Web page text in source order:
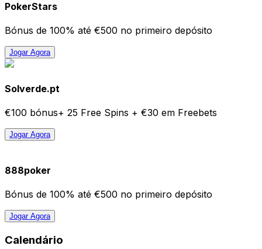
PokerStars
Bónus de 100% até €500 no primeiro depósito
Jogar Agora
Solverde.pt
€100 bónus+ 25 Free Spins + €30 em Freebets
Jogar Agora
888poker
Bónus de 100% até €500 no primeiro depósito
Jogar Agora
Calendário